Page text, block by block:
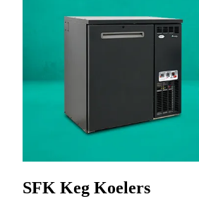
SFK Keg Koelers